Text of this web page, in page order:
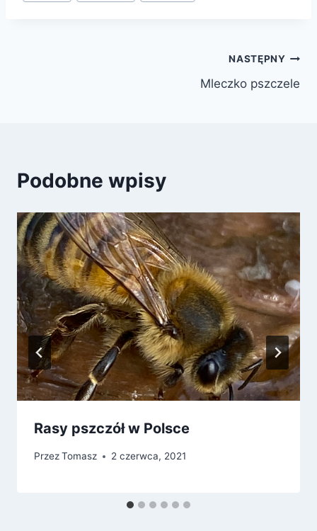
NASTĘPNY
Mleczko pszczele
Podobne wpisy
Rasy pszczół w Polsce
PrzezTomasz 2 czerwca, 2021